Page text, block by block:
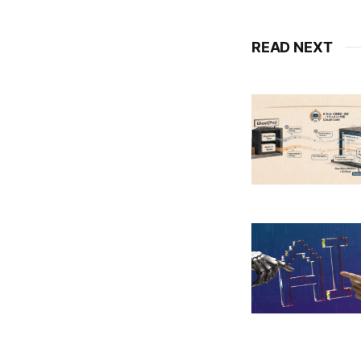
READ NEXT